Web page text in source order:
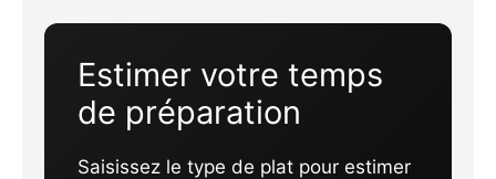
Estimer votre temps
de préparation
Saisissez le type de plat pour estimer